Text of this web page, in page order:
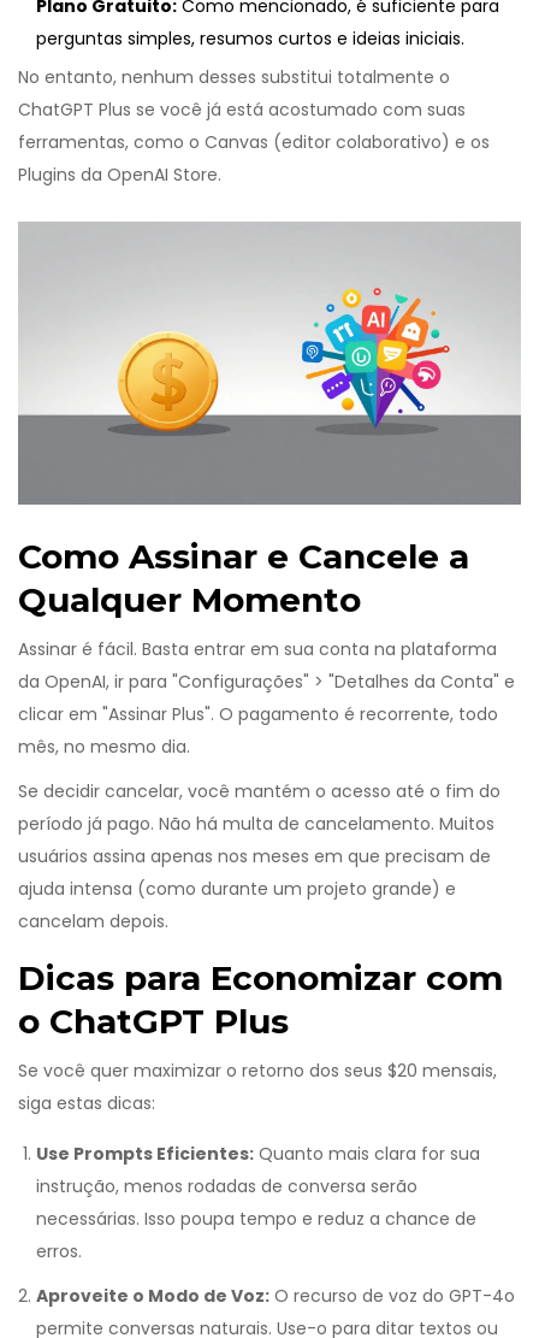
Plano Gratuito: Como mencionado, é suficiente para
perguntas simples, resumos curtos e ideias iniciais.
No entanto, nenhum desses substitui totalmente o
ChatGPT Plus se você já está acostumado com suas
ferramentas, como o Canvas (editor colaborativo) e os
Plugins da OpenAI Store.
Como Assinar e Cancele a
Qualquer Momento
Assinar é fácil. Basta entrar em sua conta na plataforma
da OpenAI, ir para "Configurações" > "Detalhes da Conta" e
clicar em "Assinar Plus". O pagamento é recorrente, todo
mês, no mesmo dia.
Se decidir cancelar, você mantém o acesso até o fim do
período já pago. Não há multa de cancelamento. Muitos
usuários assina apenas nos meses em que precisam de
ajuda intensa (como durante um projeto grande) e
cancelam depois.
Dicas para Economizar com
o ChatGPT Plus
Se você quer maximizar o retorno dos seus $20 mensais,
siga estas dicas:
Use Prompts Eficientes: Quanto mais clara for sua
instrução, menos rodadas de conversa serão
necessárias. Isso poupa tempo e reduz a chance de
erros.
Aproveite o Modo de Voz: O recurso de voz do GPT-4o
permite conversas naturais. Use-o para ditar textos ou